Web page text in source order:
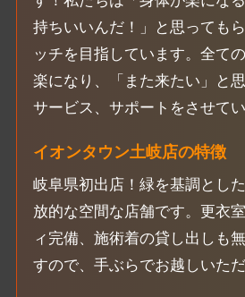
持ちいいんだ！」と思っても
ッチを目指しています。全て
楽になり、「また来たい」と
サービス、サポートをさせて
イオンタウン土岐店の特徴
岐阜県初出店！緑を基調とし
放的な空間な店舗です。更衣
ィ完備、施術着の貸し出しも
すので、手ぶらでお越しいた